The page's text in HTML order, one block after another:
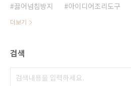
끓어넘침방지
아이디어조리도구
더보기
검색